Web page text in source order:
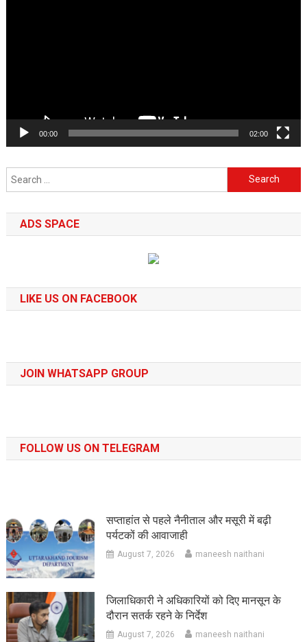
00:00 02:00
Search
for:
ADS SPACE
LIKE US ON FACEBOOK
JOIN WHATSAPP GROUP
FOLLOW US ON TELEGRAM
सप्ताहांत से पहले नैनीताल और मसूरी में बढ़ी
पर्यटकों की आवाजाही
August 7, 2026 maneesh naithani
जिलाधिकारी ने अधिकारियों को दिए मानसून के
दौरान सतर्क रहने के निर्देश
August 7, 2026 maneesh naithani